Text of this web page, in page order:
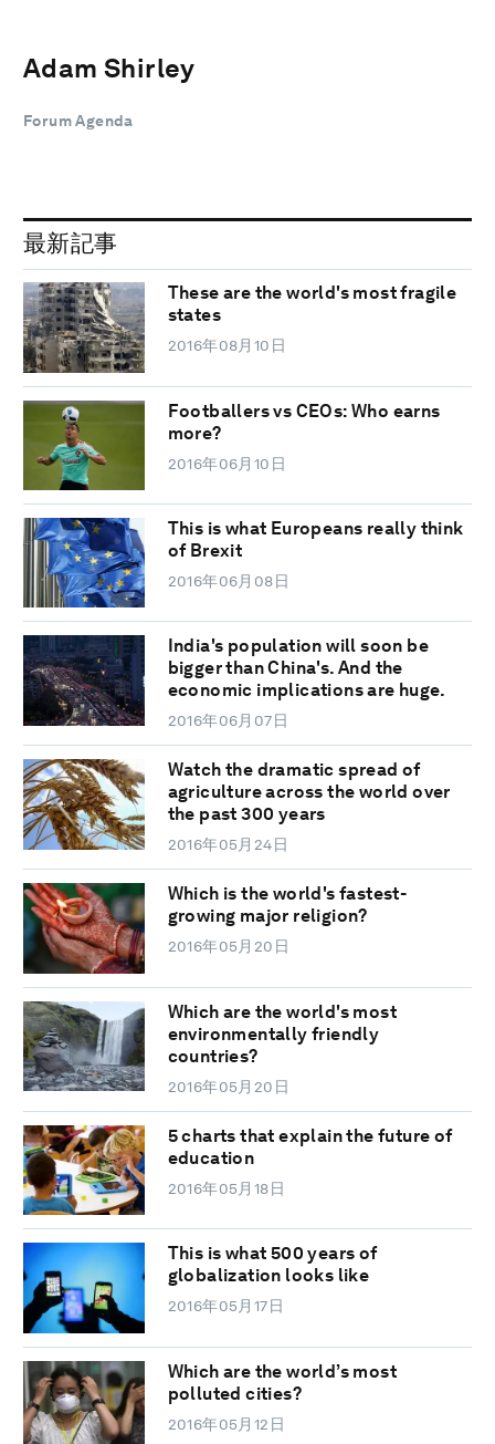
Adam Shirley
Forum Agenda
最新記事
These are the world's most fragile
states
2016年08月10日
Footballers vs CEOs: Who earns
more?
2016年06月10日
This is what Europeans really think
of Brexit
2016年06月08日
India's population will soon be
bigger than China's. And the
economic implications are huge.
2016年06月07日
Watch the dramatic spread of
agriculture across the world over
the past 300 years
2016年05月24日
Which is the world's fastest-
growing major religion?
2016年05月20日
Which are the world's most
environmentally friendly
countries?
2016年05月20日
5 charts that explain the future of
education
2016年05月18日
This is what 500 years of
globalization looks like
2016年05月17日
Which are the world’s most
polluted cities?
2016年05月12日